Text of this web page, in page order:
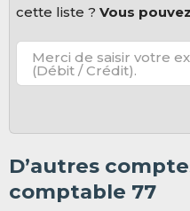
cette liste ?Vous
Merci de saisir votre
(Débit / Crédit).
D’autres
comptable 77